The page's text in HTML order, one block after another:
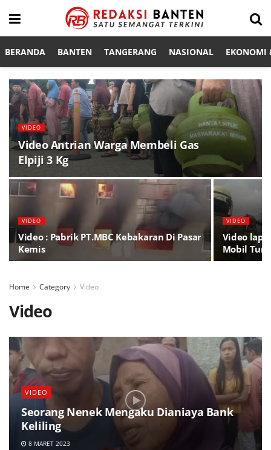
BERANDA BANTEN TANGERANG NASIONAL EKONOMI
VIDEO
Video Antrian Warga Membeli Gas
Elpiji 3 Kg
VIDEO
Video : Pabrik PT.MBC Kebakaran Di Pasar
Kemis
VIDEO
Video
Mobil
Home Category Video
Video
VIDEO
Seorang Nenek Mengaku Dianiaya Bank
Keliling
8 MARET 2023